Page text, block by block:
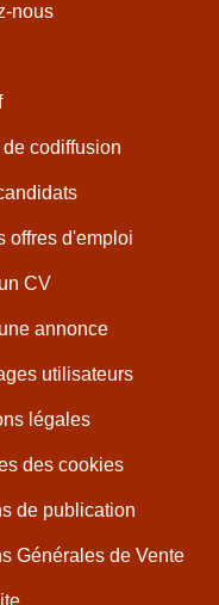
nous
codiffusion
offres d'emploi
CV
annonce
utilisateurs
légales
des cookies
de publication
Générales de Vente